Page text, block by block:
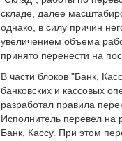
складе, далее
однако, в силу причин
увеличением объема
принято перенести на
В части блоков "Банк,
банковских и кассовых
разработал правила
Исполнитель перевел на
Банк, Кассу. При этом